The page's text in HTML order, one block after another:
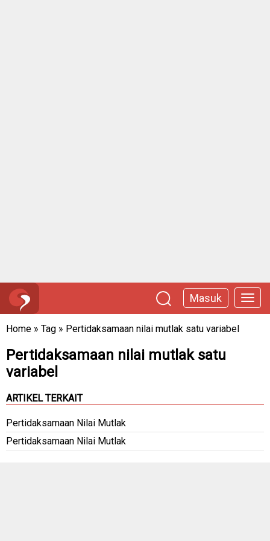
Masuk
Home » Tag » Pertidaksamaan nilai mutlak satu variabel
Pertidaksamaan nilai mutlak satu
variabel
ARTIKEL TERKAIT
Pertidaksamaan Nilai Mutlak
Pertidaksamaan Nilai Mutlak